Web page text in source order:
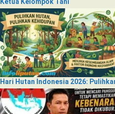
Hari Hutan Indonesia 2026: